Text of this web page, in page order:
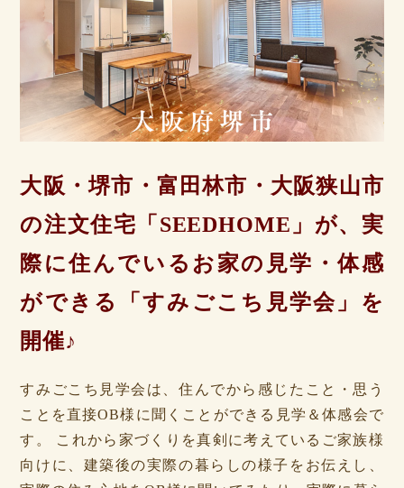
大阪・堺市・富田林市・大阪狭山市
の注文住宅「SEEDHOME」が、実
際に住んでいるお家の見学・体感
ができる「すみごこち見学会」を
開催♪
すみごこち見学会は、住んでから感じたこと・思う
ことを直接OB様に聞くことができる見学＆体感会で
す。 これから家づくりを真剣に考えているご家族様
向けに、建築後の実際の暮らしの様子をお伝えし、